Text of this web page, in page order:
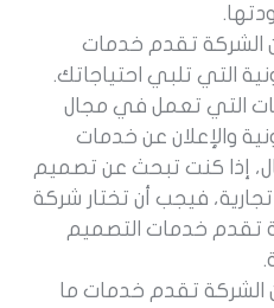
الشركة تقدم خدمات
التي تلبي احتياجاتك.
التي تعمل في مجال
والإعلان عن خدمات
إذا كنت تبحث عن تصميم
فيجب أن تختار شركة
تقدم خدمات التصميم
الشركة تقدم خدمات ما